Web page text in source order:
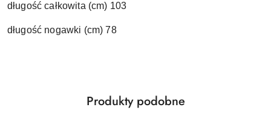
długość całkowita (cm) 103
długość nogawki (cm) 78
Pomiń karuzelę produktów
Produkty
Produkty podobne